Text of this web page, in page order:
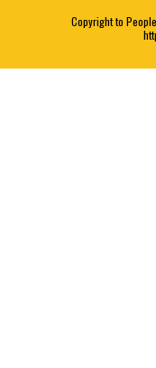
Copyright to